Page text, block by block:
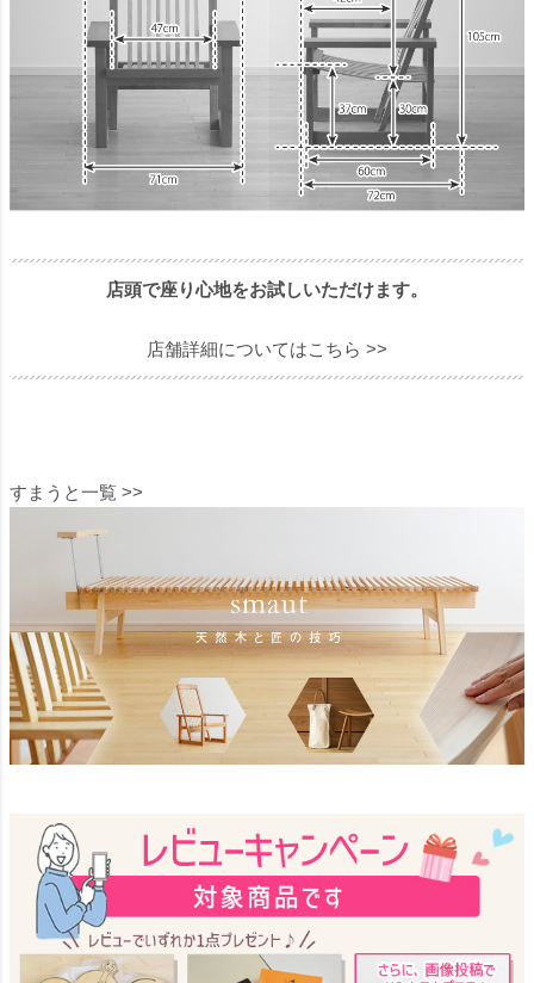
店頭で座り心地をお試しいただけます。
店舗詳細についてはこちら >>
すまうと一覧 >>